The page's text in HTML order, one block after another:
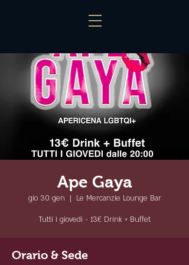
Ape Gaya
gio 30 gen
  |
Le Mercanzie Lounge Bar
Tutti i giovedì - 13€ Drink + Buffet
Orario & Sede